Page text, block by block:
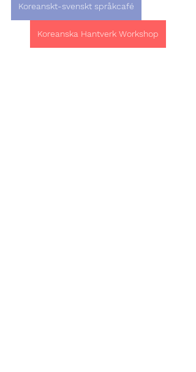
Koreanskt-svenskt språkcafé
Koreanska Hantverk Workshop